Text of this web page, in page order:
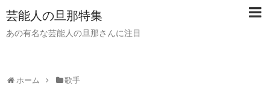
芸能人の旦那特集
あの有名な芸能人の旦那さんに注目
ホーム 歌手